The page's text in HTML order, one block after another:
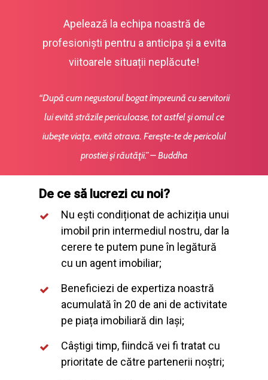
Apelează la echipa noastră de
profesioniști pentru a anticipa și a evita
viitoarele situații neplăcute!
“După cum negustorul bogat împreună cu servitorii
lui evită străzile periculoase, tot astfel şi omul ce
iubeşte viaţa, evită otrava. Fereşte-te de pericolul
prostiei şi răutăţii.” – Buddha
De ce să lucrezi cu noi?
Nu ești condiționat de achiziția unui
imobil prin intermediul nostru, dar la
cerere te putem pune în legătură
cu un agent imobiliar;
Beneficiezi de expertiza noastră
acumulată în 20 de ani de activitate
pe piața imobiliară din Iași;
Câștigi timp, fiindcă vei fi tratat cu
prioritate de către partenerii noștri;